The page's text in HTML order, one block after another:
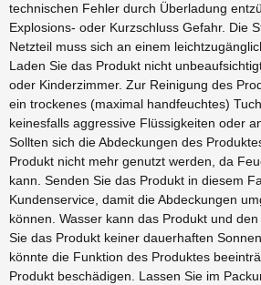
technischen Fehler durch Überladung
Explosions- oder Kurzschluss Gefahr. Die
Netzteil muss sich an einem
Laden Sie das Produkt nicht
oder Kinderzimmer. Zur Reinigung des
ein trockenes (maximal handfeuchtes)
keinesfalls aggressive Flüssigkeiten oder
Sollten sich die Abdeckungen des
Produkt nicht mehr genutzt werden, da
kann. Senden Sie das Produkt in diesem
Kundenservice, damit die Abdeckungen
können. Wasser kann das Produkt und
Sie das Produkt keiner dauerhaften
könnte die Funktion des Produktes
Produkt beschädigen. Lassen Sie im